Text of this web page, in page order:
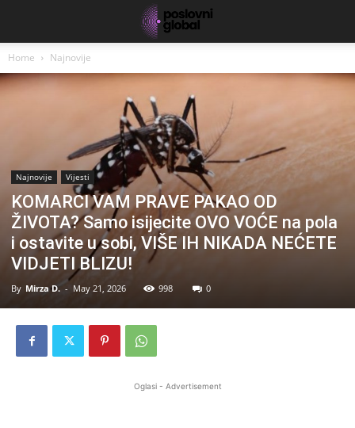
Home Najnovije
Najnovije Vijesti
KOMARCI VAM PRAVE PAKAO OD
ŽIVOTA? Samo isijecite OVO VOĆE na pola
i ostavite u sobi, VIŠE IH NIKADA NEĆETE
VIDJETI BLIZU!
By Mirza D. - May 21, 2026 998 0
Oglasi - Advertisement